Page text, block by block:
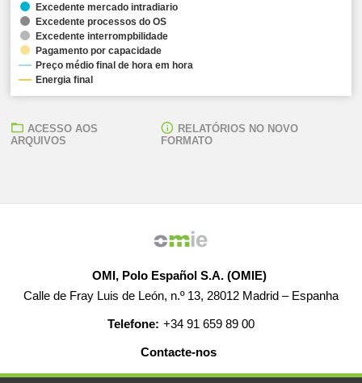
Excedente mercado intradiario
Excedente processos do OS
Excedente interrompbilidade
Pagamento por capacidade
Preço médio final de hora em hora
Energia final
ACESSO AOS
ARQUIVOS
RELATÓRIOS NO NOVO
FORMATO
OMI, Polo Español S.A. (OMIE)
Calle de Fray Luis de León, n.º 13, 28012 Madrid – Espanha
Telefone: +34 91 659 89 00
Contacte-nos